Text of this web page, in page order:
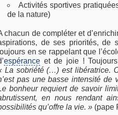
Activités sportives
de la nature)
chacun de compléter et
de ses priorités, de
en se rappelant que
espérance et de joie !
La sobriété (…) est libératrice.
pas une basse intensité
bonheur requiert de savoir
en nous rendant
qu’offre la vie. » (pape